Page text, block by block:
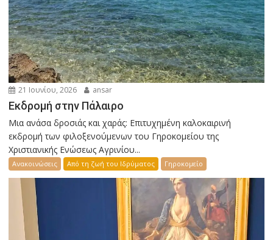
21 Ιουνίου, 2026 ansar
Εκδρομή στην Πάλαιρο
Μια ανάσα δροσιάς και χαράς: Επιτυχημένη καλοκαιρινή
εκδρομή των φιλοξενούμενων του Γηροκομείου της
Χριστιανικής Ενώσεως Αγρινίου...
Ανακοινώσεις Από τη ζωή του Ιδρύματος Γηροκομείο